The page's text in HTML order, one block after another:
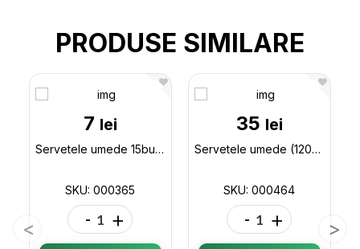
PRODUSE SIMILARE
7 lei
Servetele umede 15buc Papilion Kids Line de buzunar 000365
SKU: 000365
- +
35 lei
Servetele umede (120buc/capac) Colotis Lavender 000464
SKU: 000464
- +